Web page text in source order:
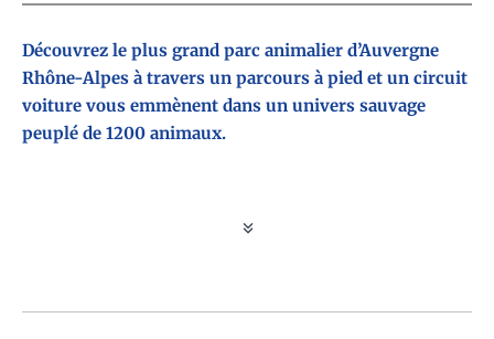
Découvrez le plus grand parc animalier d’Auvergne
Rhône-Alpes à travers un parcours à pied et un circuit
voiture vous emmènent dans un univers sauvage
peuplé de 1200 animaux.